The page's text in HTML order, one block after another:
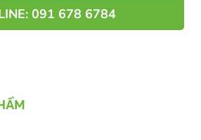
091 678 6784